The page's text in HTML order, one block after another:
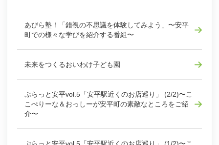
あびら塾！「錯視の不思議を体験してみよう」〜安平
町での様々な学びを紹介する番組〜
未来をつくるおいわけ子ども園
ぷらっと安平vol.5「安平駅近くのお店巡り」 (2/2)〜こ
こぺりーな＆おっしーが安平町の素敵なところをご紹
介〜